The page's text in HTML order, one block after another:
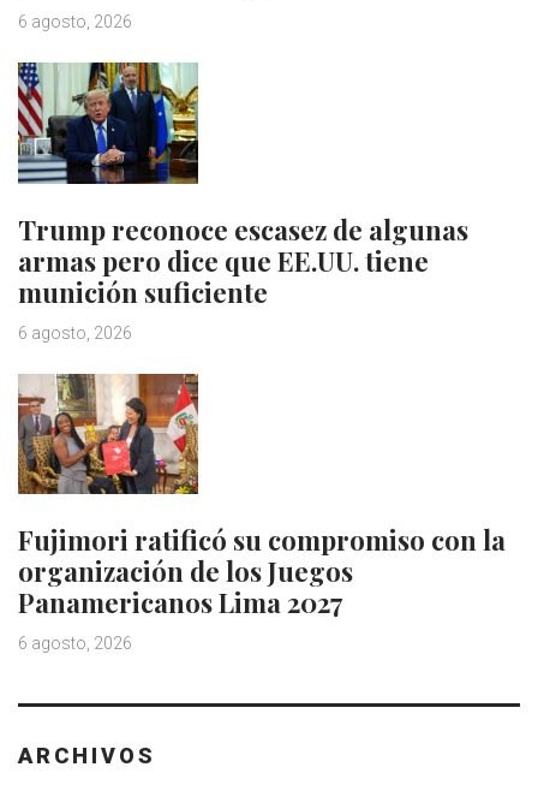
6 agosto, 2026
Trump reconoce escasez de algunas
armas pero dice que EE.UU. tiene
munición suficiente
6 agosto, 2026
Fujimori ratificó su compromiso con la
organización de los Juegos
Panamericanos Lima 2027
6 agosto, 2026
ARCHIVOS